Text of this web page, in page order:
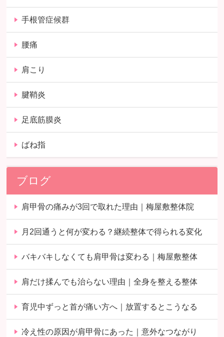
手根管症候群
腰痛
肩こり
腱鞘炎
足底筋膜炎
ばね指
ブログ
肩甲骨の痛みが3回で取れた理由｜梅屋敷整体院
月2回通うと何が変わる？継続整体で得られる変化
バキバキしなくても肩甲骨は変わる｜梅屋敷整体
肩だけ揉んでも治らない理由｜全身を整える整体
育児中ずっと首が痛い方へ｜放置するとこうなる
冷え性の原因が肩甲骨にあった｜意外なつながり